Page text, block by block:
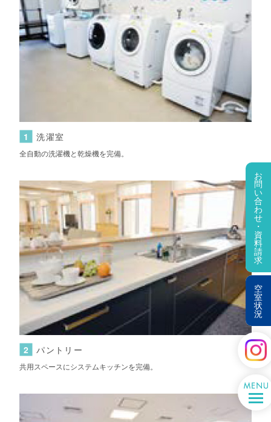
お
問
い
合
わ
せ
・
資
料
請
求
空
室
状
況
1 洗濯室
全自動の洗濯機と乾燥機を完備。
2 パントリー
共用スペースにシステムキッチンを完備。